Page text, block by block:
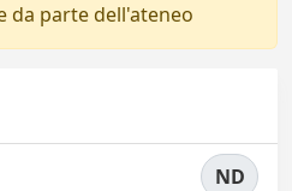
da parte dell'ateneo
ND